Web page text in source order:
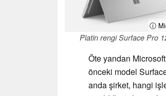
ⓘ
Platin rengi Surface Pro
Öte yandan
önceki model
anda şirket, hangi